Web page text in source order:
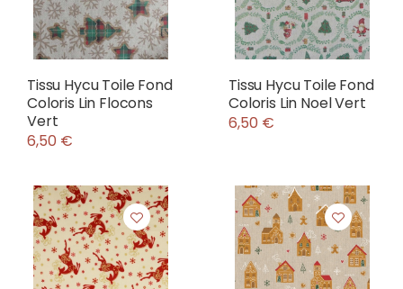
Tissu Hycu Toile Fond
Coloris Lin Flocons
Vert
6,50 €
Tissu Hycu Toile Fond
Coloris Lin Noel Vert
6,50 €